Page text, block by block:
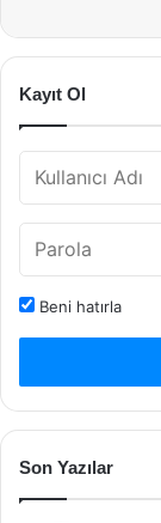
Kayıt Ol
Beni hatırla
Son Yazılar